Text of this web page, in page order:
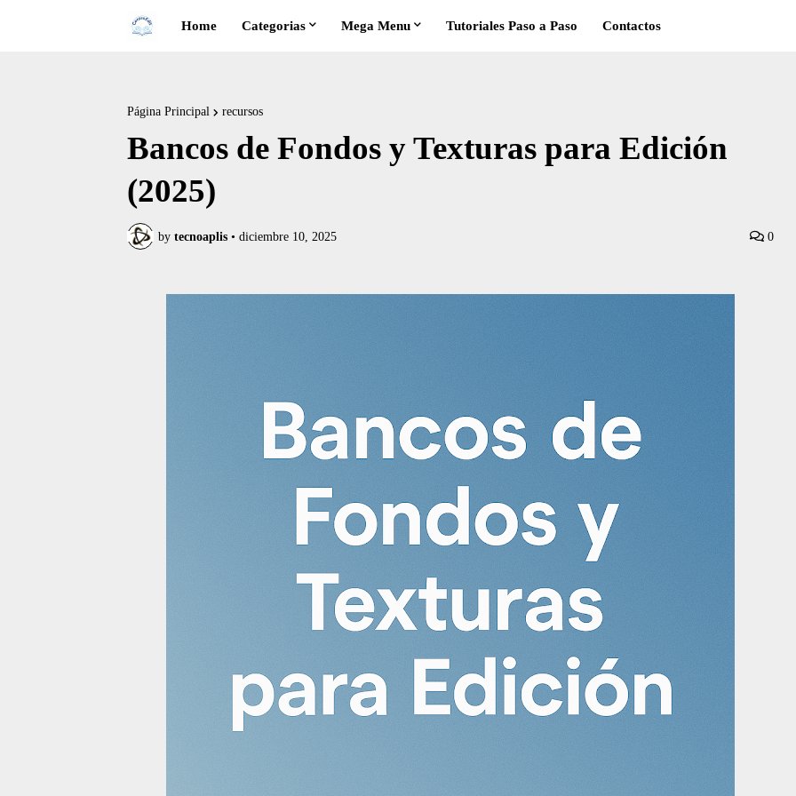
Home Categorias Mega Menu Tutoriales Paso a Paso Contactos
Página Principal recursos
Bancos de Fondos y Texturas para Edición
(2025)
by tecnoaplis • diciembre 10, 2025 0